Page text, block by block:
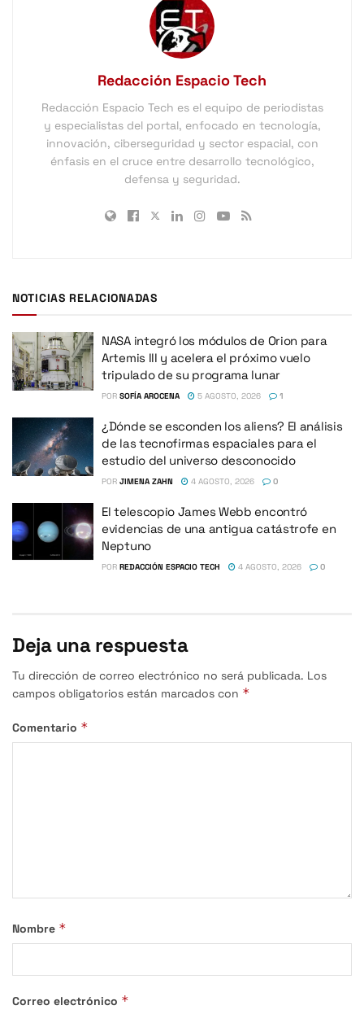
Redacción Espacio Tech
Redacción Espacio Tech es el equipo de periodistas
y especialistas del portal, enfocado en tecnología,
innovación, ciberseguridad y sector espacial, con
énfasis en el cruce entre desarrollo tecnológico,
defensa y seguridad.
NOTICIAS RELACIONADAS
NASA integró los módulos de Orion para
Artemis III y acelera el próximo vuelo
tripulado de su programa lunar
POR SOFÍA AROCENA 5 AGOSTO, 2026 1
¿Dónde se esconden los aliens? El análisis
de las tecnofirmas espaciales para el
estudio del universo desconocido
POR JIMENA ZAHN 4 AGOSTO, 2026 0
El telescopio James Webb encontró
evidencias de una antigua catástrofe en
Neptuno
POR REDACCIÓN ESPACIO TECH 4 AGOSTO, 2026 0
Deja una respuesta
Tu dirección de correo electrónico no será publicada. Los
campos obligatorios están marcados con *
Comentario *
Nombre *
Correo electrónico *